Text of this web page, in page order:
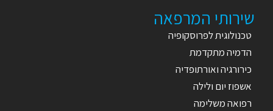
שירותי המרפאה
טכנולוגית לפרוסקופיה
הדמיה מתקדמת
כירורגיה ואורתופדיה
אשפוז יום ולילה
רפואה משלימה